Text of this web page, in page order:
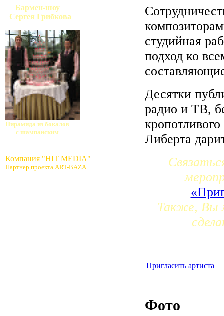
Бармен-шоу
Сергея Грибкова
Пирамида из бокалов
с шампанским
Компания "HIT MEDIA"
Партнер проекта ART-BAZA
студийная
подход ко
Десятки
радио и ТВ,
Либерта
Также, Вы
Пригласить артиста
Фото